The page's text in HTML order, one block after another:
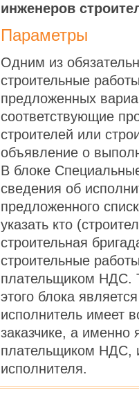
инженеров
Параметры
Одним из
строительные
предложенных
соответствующие
строителей или
объявление о
В блоке
сведения об
предложенного
указать кто
строительная
строительные
плательщиком НДС.
этого блока
исполнитель имеет
заказчике, а именно
плательщиком НДС,
исполнителя.